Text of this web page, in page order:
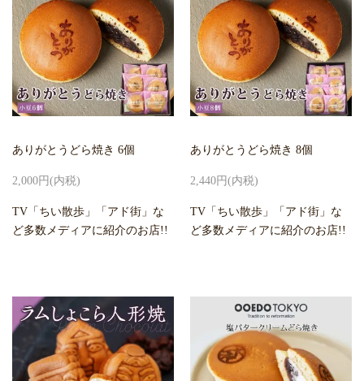
ありがとうどら焼き 6個
2,000円(内税)
TV「ちい散歩」「アド街」な
ど多数メディアに紹介のお店!!
ありがとうどら焼き 8個
2,440円(内税)
TV「ちい散歩」「アド街」な
ど多数メディアに紹介のお店!!